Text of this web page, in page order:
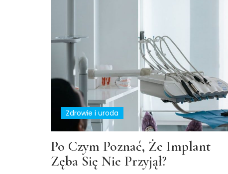
Zdrowie i uroda
Po Czym Poznać, Że Implant
Zęba Się Nie Przyjął?